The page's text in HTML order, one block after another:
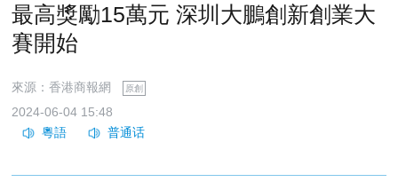
最高獎勵15萬元 深圳大鵬創新創業大
賽開始
來源：香港商報網 原創
2024-06-04 15:48